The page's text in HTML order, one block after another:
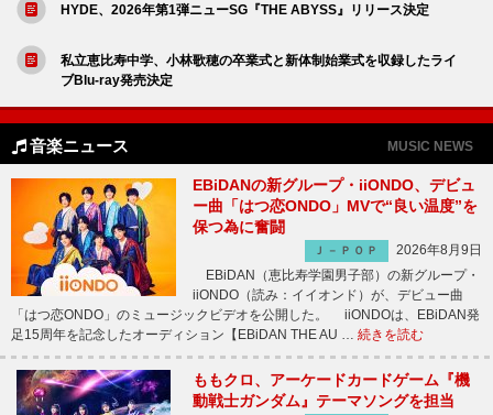
HYDE、2026年第1弾ニューSG『THE ABYSS』リリース決定
私立恵比寿中学、小林歌穂の卒業式と新体制始業式を収録したライ
ブBlu-ray発売決定
音楽ニュース MUSIC NEWS
EBiDANの新グループ・iiONDO、デビュ
ー曲「はつ恋ONDO」MVで“良い温度”を
保つ為に奮闘
Ｊ－ＰＯＰ
2026年8月9日
EBiDAN（恵比寿学園男子部）の新グループ・
iiONDO（読み：イイオンド）が、デビュー曲
「はつ恋ONDO」のミュージックビデオを公開した。 iiONDOは、EBiDAN発
足15周年を記念したオーディション【EBiDAN THE AU … 続きを読む
ももクロ、アーケードカードゲーム『機
動戦士ガンダム』テーマソングを担当